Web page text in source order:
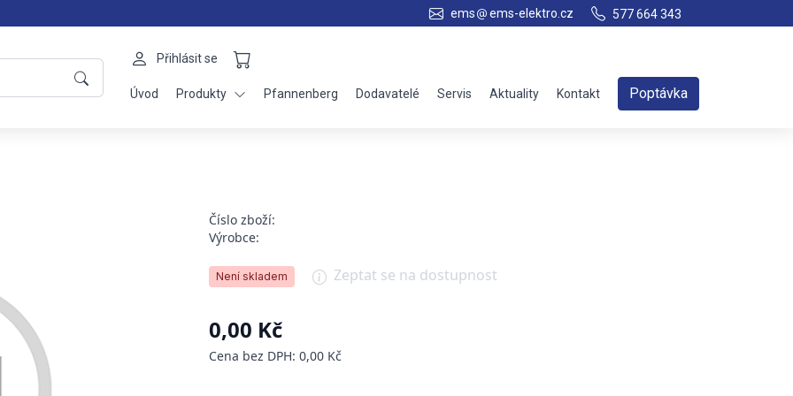
ems ems-elektro.cz 577 664 343
Přihlásit se
Úvod Produkty Pfannenberg Dodavatelé Servis Aktuality Kontakt Poptávka
Číslo zboží:
Výrobce:
Není skladem Zeptat se na dostupnost
0,00 Kč
Cena bez DPH: 0,00 Kč